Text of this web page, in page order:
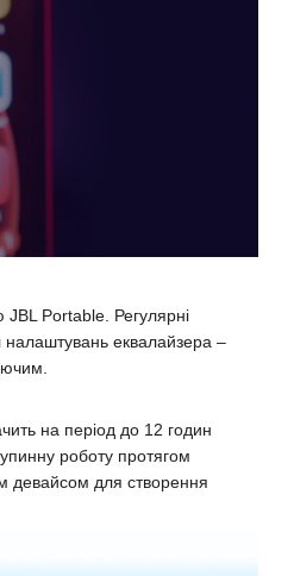
JBL Portable. Регулярні
налаштувань еквалайзера –
на період до 12 годин
роботу протягом
девайсом для створення